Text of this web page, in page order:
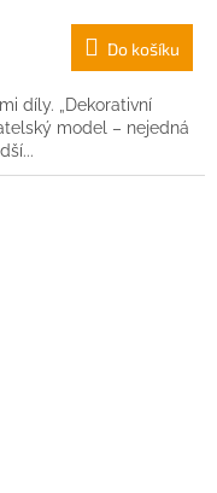
Do košíku
díly. „Dekorativní
model – nejedná